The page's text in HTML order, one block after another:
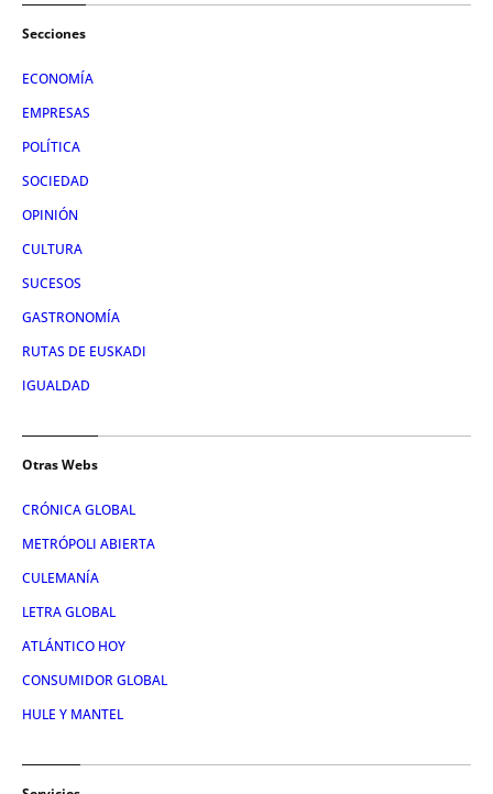
Secciones
ECONOMÍA
EMPRESAS
POLÍTICA
SOCIEDAD
OPINIÓN
CULTURA
SUCESOS
GASTRONOMÍA
RUTAS DE EUSKADI
IGUALDAD
Otras Webs
CRÓNICA GLOBAL
METRÓPOLI ABIERTA
CULEMANÍA
LETRA GLOBAL
ATLÁNTICO HOY
CONSUMIDOR GLOBAL
HULE Y MANTEL